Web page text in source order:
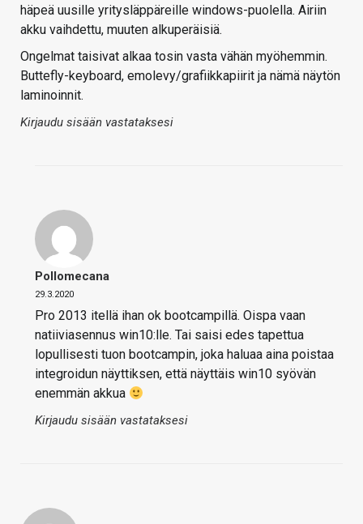
häpeä uusille yritysläppäreille windows-puolella. Airiin
akku vaihdettu, muuten alkuperäisiä.
Ongelmat taisivat alkaa tosin vasta vähän myöhemmin.
Buttefly-keyboard, emolevy/grafiikkapiirit ja nämä näytön
laminoinnit.
Kirjaudu sisään vastataksesi
Pollomecana
29.3.2020
Pro 2013 itellä ihan ok bootcampillä. Oispa vaan
natiiviasennus win10:lle. Tai saisi edes tapettua
lopullisesti tuon bootcampin, joka haluaa aina poistaa
integroidun näyttiksen, että näyttäis win10 syövän
enemmän akkua
Kirjaudu sisään vastataksesi